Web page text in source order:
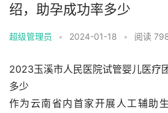
绍，助孕成功率多少
超级管理员 • 2024-01-18 • 阅读
2023玉溪市人民医院试管婴儿医疗
多少
作为云南省内首家开展人工辅助